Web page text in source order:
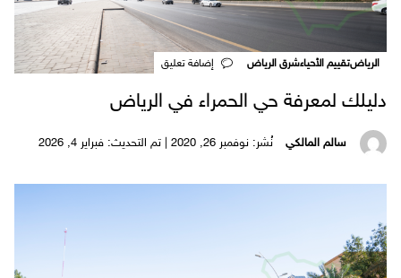
الرياضتقييم الأحياءشرق الرياض
دليلك لمعرفة حي الحمراء في الرياض
سالم المالكي نُشر: نوفمبر 26, 2020 | تم التحديث: فبراير 4, 2026